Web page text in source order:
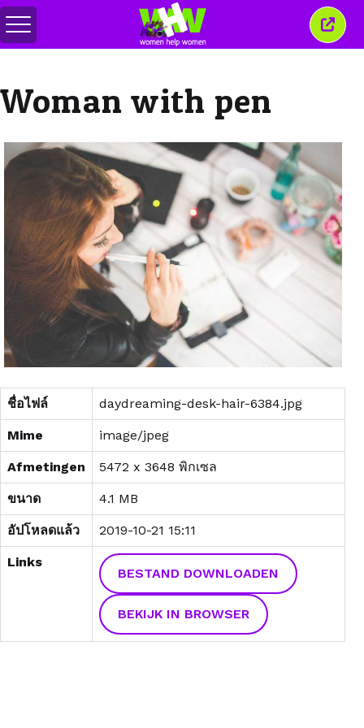
สลับ
เมนู
ปิด
หน้าต่
Woman with pen
ชื่อไฟล์ daydreaming-desk-hair-6384.jpg
Mime image/jpeg
Afmetingen 5472 x 3648 พิกเซล
ขนาด 4.1 MB
อัปโหลดแล้ว 2019-10-21 15:11
Links
BESTAND DOWNLOADEN
BEKIJK IN BROWSER